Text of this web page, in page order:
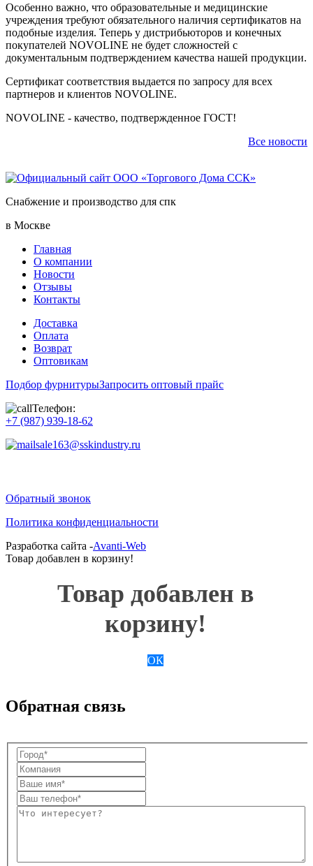
Особенно важно, что образовательные и медицинские
учреждения требуют обязательного наличия сертификатов на
подобные изделия. Теперь у дистрибьюторов и конечных
покупателей NOVOLINE не будет сложностей с
документальным подтверждением качества нашей продукции.
Сертификат соответствия выдается по запросу для всех
партнеров и клиентов NOVOLINE.
NOVOLINE - качество, подтвержденное ГОСТ!
Все новости
Снабжение и производство для спк
в Москве
Главная
О компании
Новости
Отзывы
Контакты
Доставка
Оплата
Возврат
Оптовикам
Подбор фурнитурыЗапросить оптовый прайс
Телефон:
+7 (987) 939-18-62
sale163@sskindustry.ru
Обратный звонок
Политика конфиденциальности
Разработка сайта -Avanti-Web
Товар добавлен в корзину!
Товар добавлен в
корзину!
ОК
Обратная связь